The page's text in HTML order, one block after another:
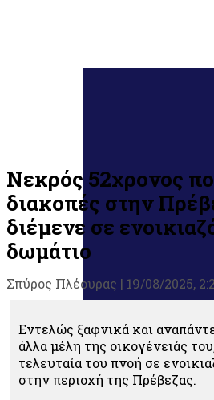
Νεκρός 52χρονος
διακοπές στην
διέμενε σε
δωμάτιο
Σπύρος Πλέουρας | 19/08/2025,
Εντελώς ξαφνικά και
άλλα μέλη της οικογένειάς
τελευταία του πνοή σε
στην περιοχή της Πρέβεζας.